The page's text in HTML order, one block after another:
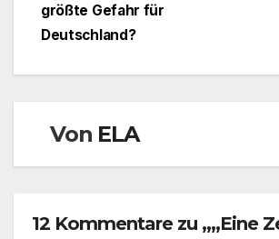
größte Gefahr für
Deutschland?
Von ELA
12 Kommentare zu „„Eine